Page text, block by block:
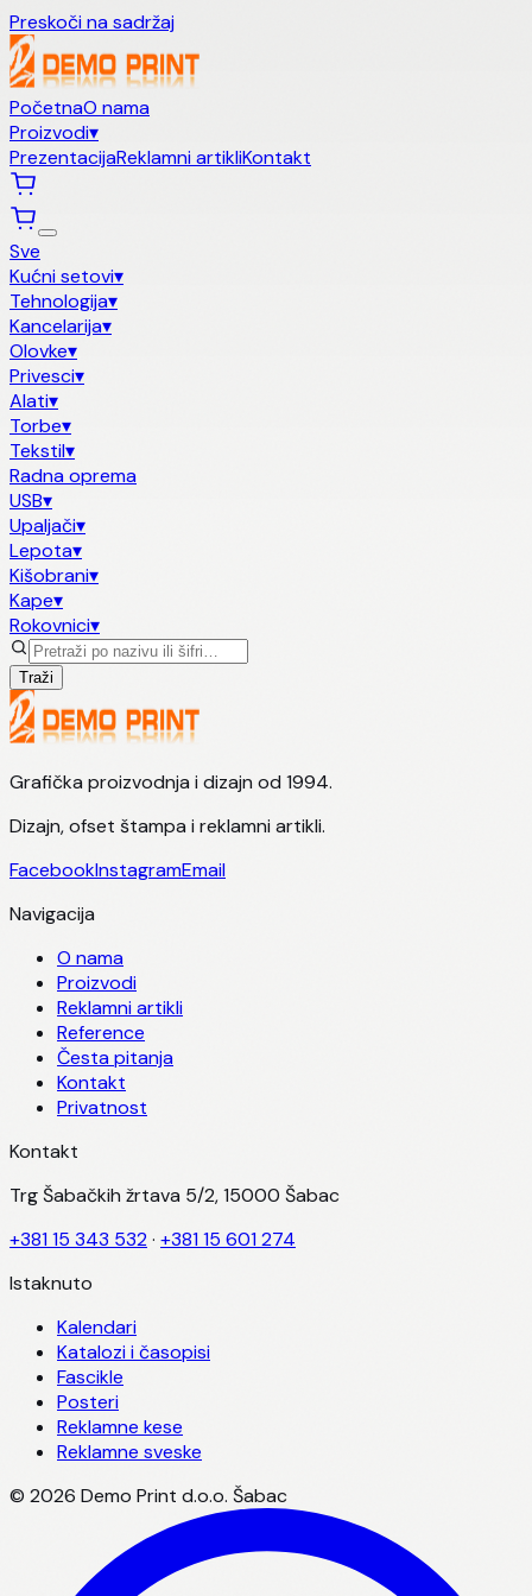
Preskoči na sadržaj
PočetnaO nama
Proizvodi▾
PrezentacijaReklamni artikliKontakt
Sve
Kućni setovi▾
Tehnologija▾
Kancelarija▾
Olovke▾
Privesci▾
Alati▾
Torbe▾
Tekstil▾
Radna oprema
USB▾
Upaljači▾
Lepota▾
Kišobrani▾
Kape▾
Rokovnici▾
Traži
Grafička proizvodnja i dizajn od 1994.
Dizajn, ofset štampa i reklamni artikli.
FacebookInstagramEmail
Navigacija
O nama
Proizvodi
Reklamni artikli
Reference
Česta pitanja
Kontakt
Privatnost
Kontakt
Trg Šabačkih žrtava 5/2, 15000 Šabac
+381 15 343 532· +381 15 601 274
Istaknuto
Kalendari
Katalozi i časopisi
Fascikle
Posteri
Reklamne kese
Reklamne sveske
© 2026 Demo Print d.o.o. Šabac